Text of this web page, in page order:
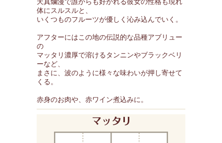
体にスルスルと、
いくつものフルーツが優しく沁み込んでいく。
アフターにはこの地の伝説的な品種アブリュー
の
マッタリ濃厚で溶けるタンニンやブラックベリ
ーなど、
まさに、波のように様々な味わいが押し寄せて
くる。
赤身のお肉や、赤ワイン煮込みに。